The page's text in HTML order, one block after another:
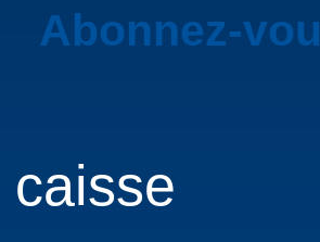
Abonnez-
caisse